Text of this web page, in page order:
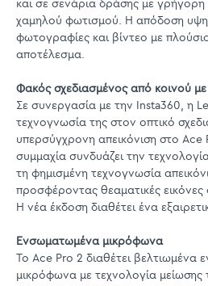
και σε σενάρια δράσης με γρήγορη
χαμηλού φωτισμού. Η απόδοση
φωτογραφίες και βίντεο με
αποτέλεσμα.
Φακός σχεδιασμένος από κοινού
Σε συνεργασία με την Insta360, η
τεχνογνωσία της στον οπτικό
υπερσύγχρονη απεικόνιση στο
συμμαχία συνδυάζει την
τη φημισμένη τεχνογνωσία
προσφέροντας θεαματικές
Η νέα έκδοση διαθέτει ένα
Ενσωματωμένα μικρόφωνα
Το Ace Pro 2 διαθέτει βελτιωμένα
μικρόφωνα με τεχνολογία μείωσης